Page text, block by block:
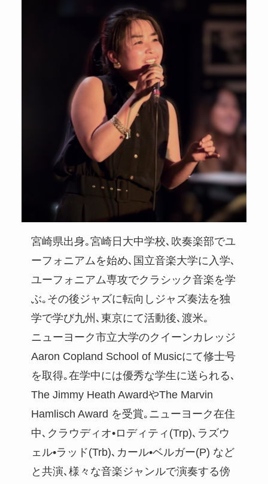
宮崎県出身｡宮崎日大中学校､吹奏楽部でユ
ーフォニアムを始め､国立音楽大学に入学､
ユーフォニアム専攻でクラシック音楽を学
ぶ｡その後ジャズに転向しジャズ奏法を独
学で学び九州､東京にて活動後､渡米｡
ニューヨーク市立大学のクイーンカレッジ
Aaron Copland School of Musicにて修士号
を取得｡在学中には優秀な学生に送られる､
The Jimmy Heath AwardやThe Marvin
Hamlisch Award を受賞｡ニューヨーク在住
中､クラウディオ•ロディティ(Trp)､ラズウ
ェル•ラッド(Trb)､カール•ベルガー(P) など
と共演､様々な音楽ジャンルで演奏する傍